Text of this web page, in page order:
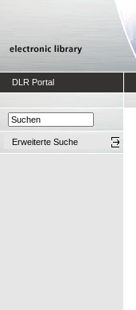
DLR Portal
Erweiterte Suche